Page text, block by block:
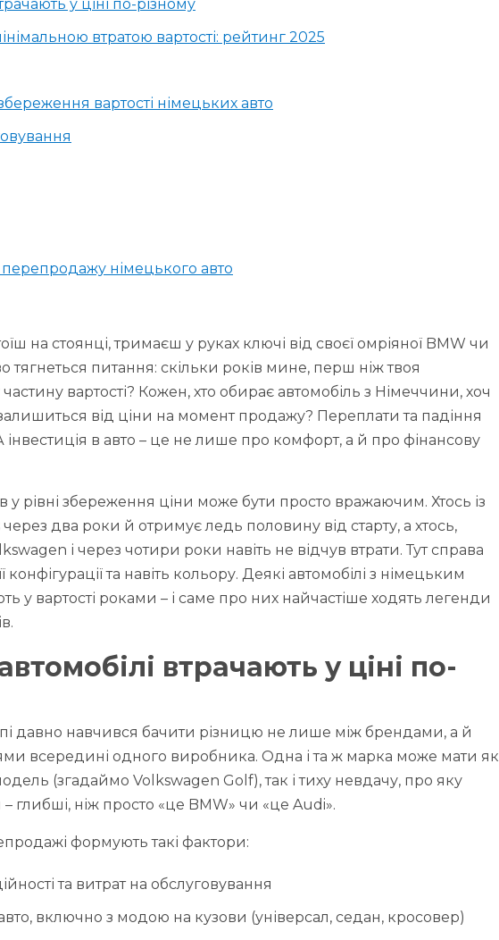
у ціні по-різному
втратою вартості: рейтинг 2025
вартості німецьких авто
німецького авто
на стоянці, тримаєш у руках ключі від своєї омріяної BMW чи
тягнеться питання: скільки років мине, перш ніж твоя
вартості? Кожен, хто обирає автомобіль з Німеччини, хоч
від ціни на момент продажу? Переплати та падіння
інвестиція в авто – це не лише про комфорт, а й про фінансову
рівні збереження ціни може бути просто вражаючим. Хтось із
через два роки й отримує ледь половину від старту, а хтось,
і через чотири роки навіть не відчув втрати. Тут справа
конфігурації та навіть кольору. Деякі автомобілі з німецьким
у вартості роками – і саме про них найчастіше ходять легенди
втрачають у ціні по-
давно навчився бачити різницю не лише між брендами, а й
всередині одного виробника. Одна і та ж марка може мати як
(згадаймо Volkswagen Golf), так і тиху невдачу, про яку
ніж просто «це BMW» чи «це Audi».
формують такі фактори:
та витрат на обслуговування
включно з модою на кузови (універсал, седан, кросовер)